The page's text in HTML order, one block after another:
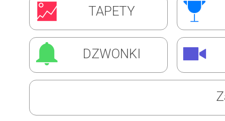
Inwazja Robali
(1310)
Super Barman
TAPETY
DZWONKI